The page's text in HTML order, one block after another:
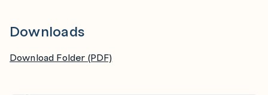
Managing software updates
Monitoring and troubleshooting software updates
Downloads
Download Folder (PDF)